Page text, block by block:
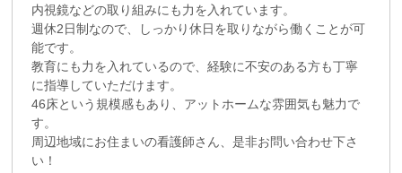
内視鏡などの取り組みにも力を入れています。
週休2日制なので、しっかり休日を取りながら働くことが可
能です。
教育にも力を入れているので、経験に不安のある方も丁寧
に指導していただけます。
46床という規模感もあり、アットホームな雰囲気も魅力で
す。
周辺地域にお住まいの看護師さん、是非お問い合わせ下さ
い！